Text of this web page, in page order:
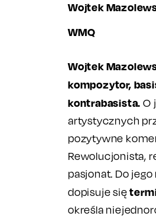
Wojtek
WMQ
Wojtek
kompozytor,
kontrabasista. O
artystycznych
pozytywne
Rewolucjonista,
pasjonat. Do
dopisuje się
określa